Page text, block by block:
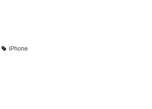
iPhone